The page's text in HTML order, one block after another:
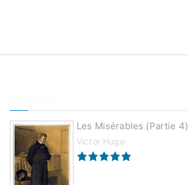
Les Misérables (partie 4)
Victor Hugo